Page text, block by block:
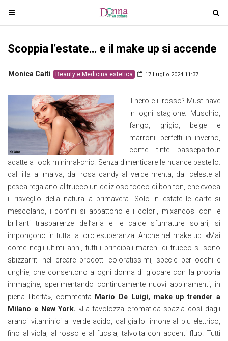
T
o
g
e
g
t
i
o
n
T
o
g
a
v
g
a
t
o
n
Scoppia l’estate… e il make up si accende
Monica Caiti Beauty e Medicina estetica 17 Luglio 2024 11:37
Il nero e il rosso? Must-have
in ogni stagione. Muschio,
fango, grigio, beige e
marroni: perfetti in inverno,
come tinte passepartout
adatte a look minimal-chic. Senza dimenticare le nuance pastello:
dal lilla al malva, dal rosa candy al verde menta, dal celeste al
pesca regalano al trucco un delizioso tocco di bon ton, che evoca
il risveglio della natura a primavera. Solo in estate le carte si
mescolano, i confini si abbattono e i colori, mixandosi con le
brillanti trasparenze dell’aria e le calde sfumature solari, si
impongono in tutta la loro esuberanza. Anche nel make up. «Mai
come negli ultimi anni, tutti i principali marchi di trucco si sono
sbizzarriti nel creare prodotti coloratissimi, specie per occhi e
unghie, che consentono a ogni donna di giocare con la propria
immagine, sperimentando continuamente nuovi abbinamenti, in
piena libertà», commenta
Mario De Luigi, make up trender a
Milano e New York. «La tavolozza cromatica spazia così dagli
aranci vitaminici al verde acido, dal giallo limone al blu elettrico,
fino al viola, al rosso e al fucsia, talvolta con accenti fluo. Tutti